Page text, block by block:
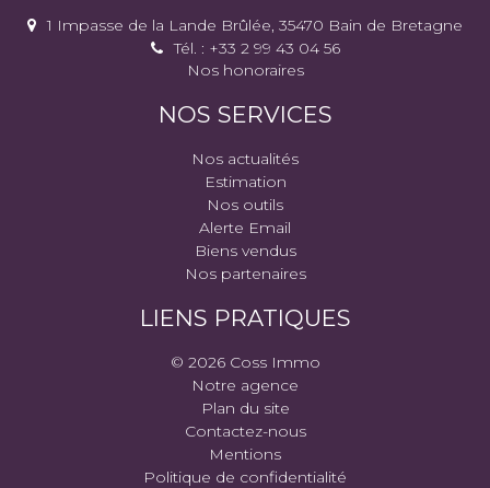
1 Impasse de la Lande Brûlée, 35470 Bain de Bretagne
Tél. : +33 2 99 43 04 56
Nos honoraires
NOS SERVICES
Nos actualités
Estimation
Nos outils
Alerte Email
Biens vendus
Nos partenaires
LIENS PRATIQUES
© 2026 Coss Immo
Notre agence
Plan du site
Contactez-nous
Mentions
Politique de confidentialité